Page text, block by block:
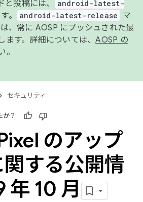
と投稿には、
android-latest-
。 android-latest-release
マ
、常に AOSP にプッシュされた最
ます。詳細については、AOSP の
。
セキュリティ
か？
のアップ
する公開情
年 10 月